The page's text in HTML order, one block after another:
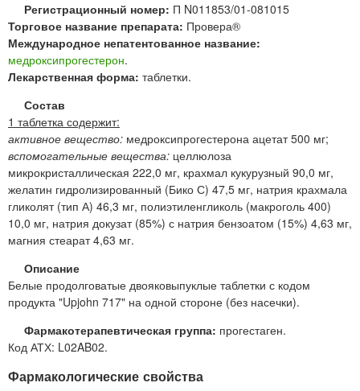
Регистрационный номер: П N011853/01-081015
Торговое название препарата: Провера®
Международное непатентованное название:
медроксипрогестерон.
Лекарственная форма: таблетки.
Состав
1 таблетка содержит:
активное вещество: медроксипрогестерона ацетат 500 мг;
вспомогательные вещества: целлюлоза
микрокристаллическая 222,0 мг, крахмал кукурузный 90,0 мг,
желатин гидролизированный (Бико С) 47,5 мг, натрия крахмала
гликолят (тип А) 46,3 мг, полиэтиленгликоль (макроголь 400)
10,0 мг, натрия докузат (85%) с натрия бензоатом (15%) 4,63 мг,
магния стеарат 4,63 мг.
Описание
Белые продолговатые двояковыпуклые таблетки с кодом
продукта "Upjohn 717" на одной стороне (без насечки).
Фармакотерапевтическая группа: прогестаген.
Код АТХ: L02AB02.
Фармакологические свойства